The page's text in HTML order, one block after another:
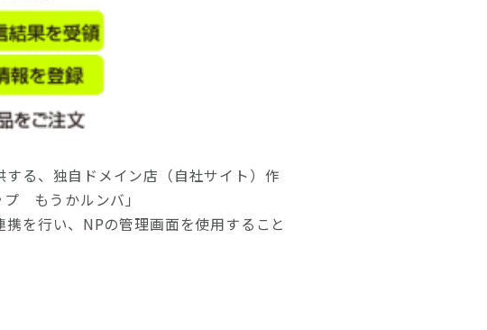
る、独自ドメイン店（自社サイト）作
もうかルンバ」
を行い、NPの管理画面を使用すること